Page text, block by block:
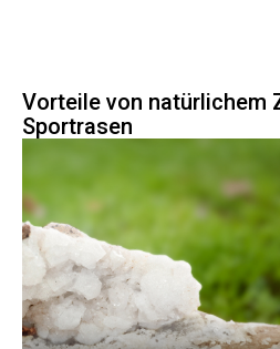
Vorteile von natürlichem
Sportrasen